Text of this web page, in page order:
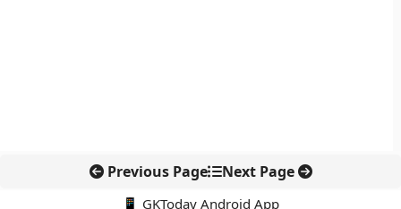
Previous Page Next Page
📱 GKToday Android App